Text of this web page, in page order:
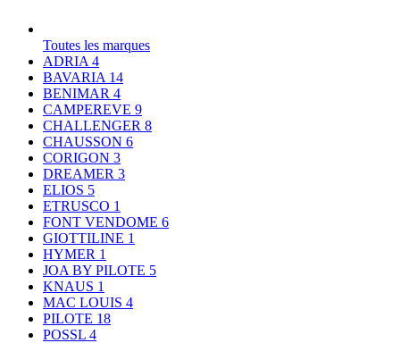
Toutes les marques
ADRIA 4
BAVARIA 14
BENIMAR 4
CAMPEREVE 9
CHALLENGER 8
CHAUSSON 6
CORIGON 3
DREAMER 3
ELIOS 5
ETRUSCO 1
FONT VENDOME 6
GIOTTILINE 1
HYMER 1
JOA BY PILOTE 5
KNAUS 1
MAC LOUIS 4
PILOTE 18
POSSL 4